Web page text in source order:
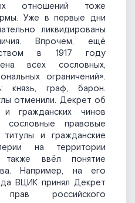
отношений тоже
Уже в первые дни
ликвидированы
Впрочем, ещё
в 1917 году
всех сословных,
ограничений».
князь, граф, барон.
отменили. Декрет об
и гражданских чинов
сословные правовые
и гражданские
на территории
ввёл понятие
Например, на его
ВЦИК принял Декрет
российского